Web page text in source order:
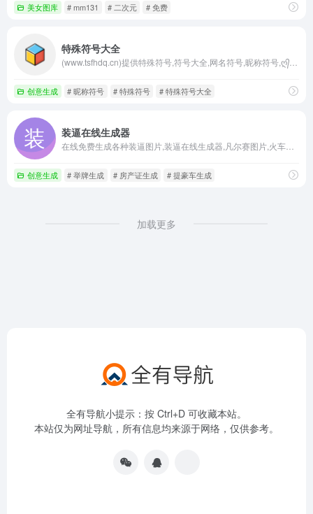
美女图库 # mm131 # 二次元 # 免费
特殊符号大全
创意生成 # 昵称符号 # 特殊符号 # 特殊符号大全
装逼在线生成器
创意生成 # 举牌生成 # 房产证生成 # 提豪车生成
加载更多
全有导航小提示：按 Ctrl+D 可收藏本站。
本站仅为网址导航，所有信息均来源于网络，仅供参考。